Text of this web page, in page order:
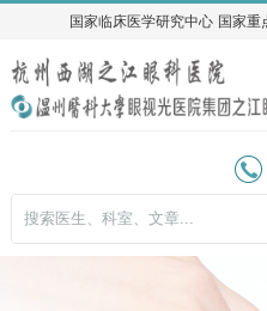
国家临床医学研究中心 国家重
国家临床医学研究中心 国家重